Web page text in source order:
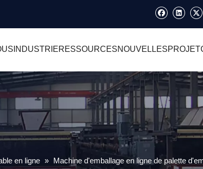
INDUSTRIERESSOURCESNOUVELLESPROJET
en ligne » Machine d'emballage en ligne de palette